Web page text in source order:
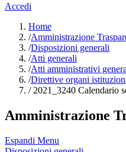
Accedi
Home
/Amministrazione
/Disposizioni generali
/Atti generali
/Atti amministrativi
/Direttive organi
/2021_3240 Calendario
Amministrazione
Espandi Menu